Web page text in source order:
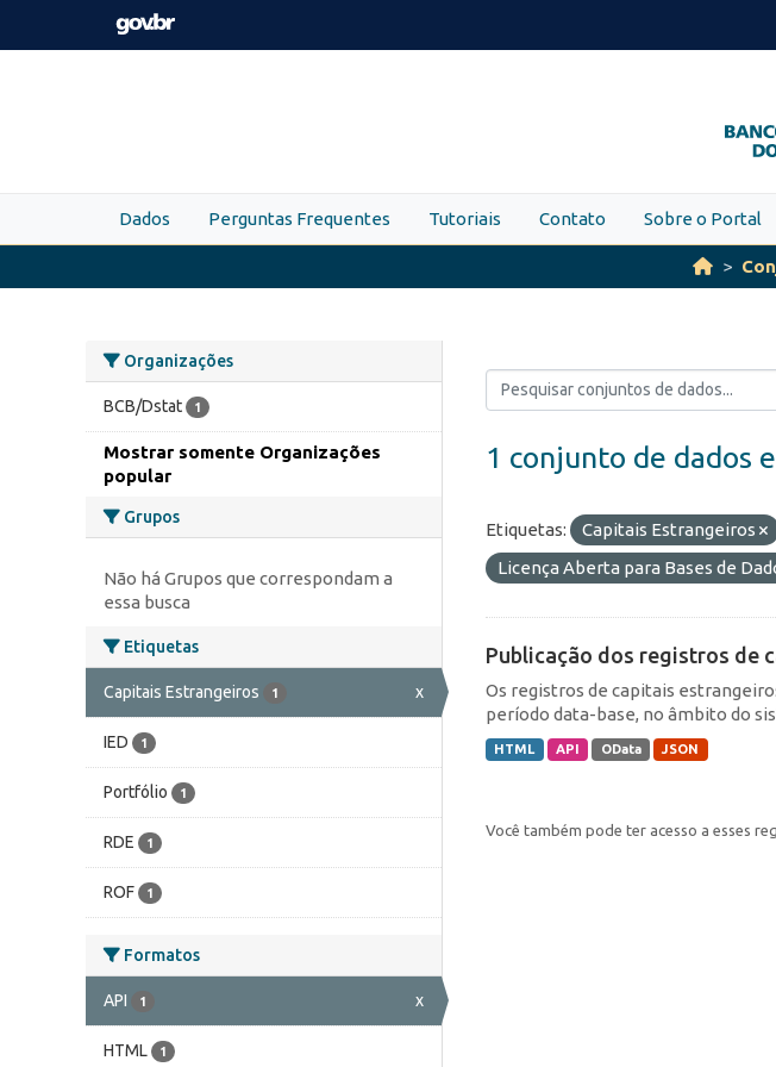
Skip to main content
Dados Perguntas Frequentes Tutoriais Contato Sobre o Portal
Organizações
BCB/Dstat 1
Mostrar somente Organizações
popular
Grupos
Não há Grupos que correspondam a
essa busca
Etiquetas
Capitais Estrangeiros 1 x
IED 1
Portfólio 1
RDE 1
ROF 1
Formatos
API 1 x
HTML 1
1 conjunto de dados
Etiquetas: Capitais Estrangeiros
Licença Aberta para Bases de
Publicação dos registros de
Os registros de capitais
período data-base, no âmbito do
HTML API OData JSON
Você também pode ter acesso a esses